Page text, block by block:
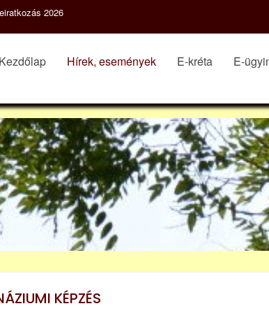
2026
Kezdőlap Hírek, események E-kréta E-
KÉPZÉS